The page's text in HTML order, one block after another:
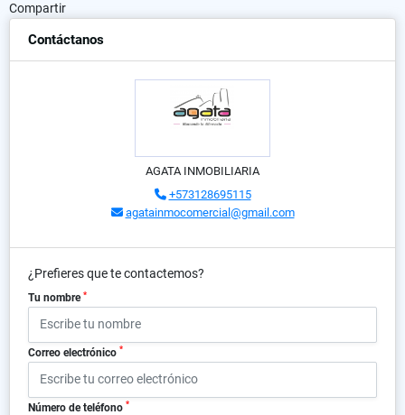
Compartir
Contáctanos
AGATA INMOBILIARIA
+573128695115
agatainmocomercial@gmail.com
¿Prefieres que te contactemos?
Tu nombre *
Correo electrónico *
Número de teléfono *